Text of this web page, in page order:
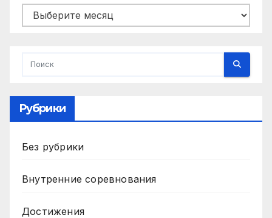
Архивы
Рубрики
Без рубрики
Внутренние соревнования
Достижения